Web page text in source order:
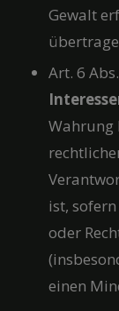
Gewalt
Art. 6
Wahrung
ist,
oder
einen